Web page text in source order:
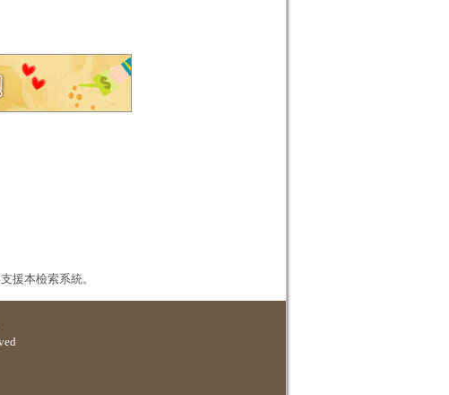
援本檢索系統。